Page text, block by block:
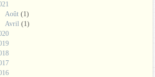
Août (1)
Avril (1)